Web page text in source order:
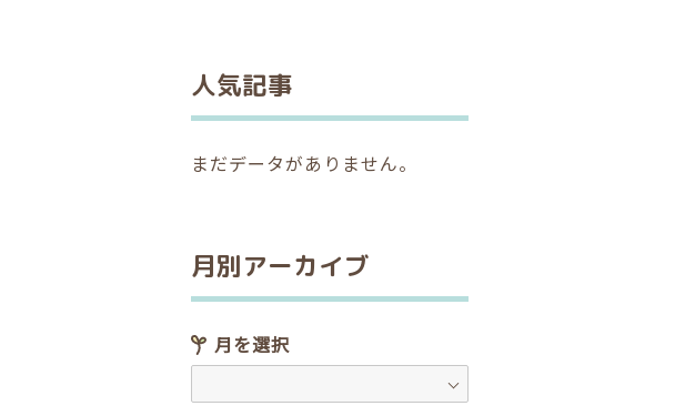
人気記事
まだデータがありません。
月別アーカイブ
月を選択